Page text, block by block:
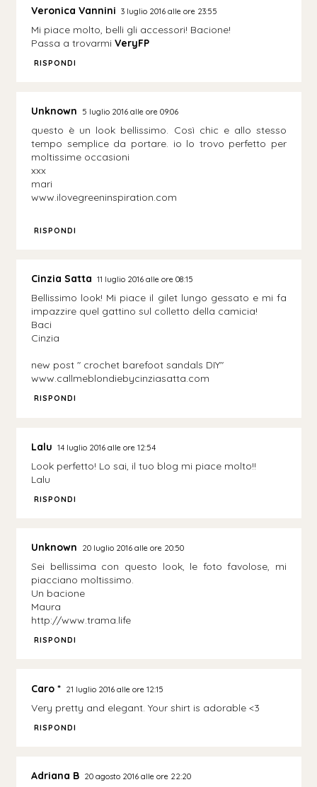
Veronica Vannini 3 luglio 2016 alle ore 23:55
Mi piace molto, belli gli accessori! Bacione!
Passa a trovarmiVeryFP
RISPONDI
Unknown 5 luglio 2016 alle ore 09:06
questo è un look bellissimo. Così chic e allo stesso
tempo semplice da portare. io lo trovo perfetto per
moltissime occasioni
xxx
mari
www.ilovegreeninspiration.com
RISPONDI
Cinzia Satta 11 luglio 2016 alle ore 08:15
Bellissimo look! Mi piace il gilet lungo gessato e mi fa
impazzire quel gattino sul colletto della camicia!
Baci
Cinzia
new post " crochet barefoot sandals DIY"
www.callmeblondiebycinziasatta.com
RISPONDI
Lalu 14 luglio 2016 alle ore 12:54
Look perfetto! Lo sai, il tuo blog mi piace molto!!
Lalu
RISPONDI
Unknown 20 luglio 2016 alle ore 20:50
Sei bellissima con questo look, le foto favolose, mi
piacciano moltissimo.
Un bacione
Maura
http://www.trama.life
RISPONDI
Caro * 21 luglio 2016 alle ore 12:15
Very pretty and elegant. Your shirt is adorable <3
RISPONDI
Adriana B 20 agosto 2016 alle ore 22:20